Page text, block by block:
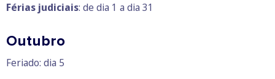
Férias judiciais: de dia 1 a dia 31
Outubro
Feriado: dia 5